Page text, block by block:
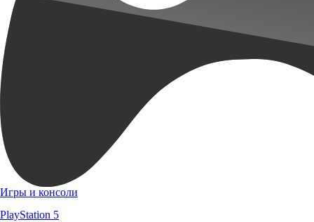
Игры и консоли
PlayStation 5